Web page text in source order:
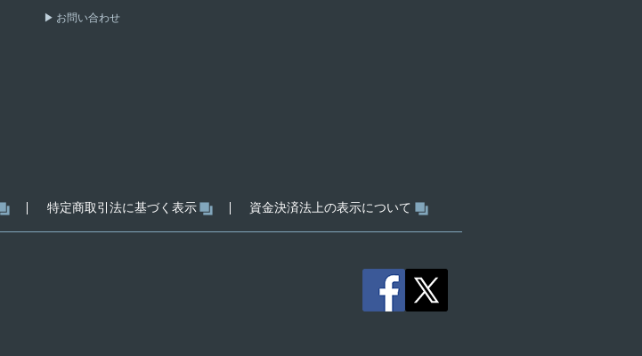
お問い合わせ
特定商取引法に基づく表示 資金決済法上の表示について